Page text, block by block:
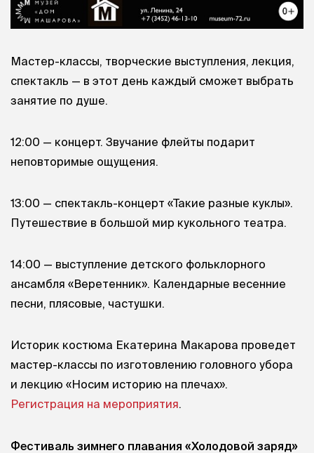
Мастер-классы, творческие выступления, лекция,
спектакль — в этот день каждый сможет выбрать
занятие по душе.
12:00 — концерт. Звучание флейты подарит
неповторимые ощущения.
13:00 — спектакль-концерт «Такие разные куклы».
Путешествие в большой мир кукольного театра.
14:00 — выступление детского фольклорного
ансамбля «Веретенник». Календарные весенние
песни, плясовые, частушки.
Историк костюма Екатерина Макарова проведет
мастер-классы по изготовлению головного убора
и лекцию «Носим историю на плечах».
Регистрация на мероприятия.
Фестиваль зимнего плавания «Холодовой заряд»